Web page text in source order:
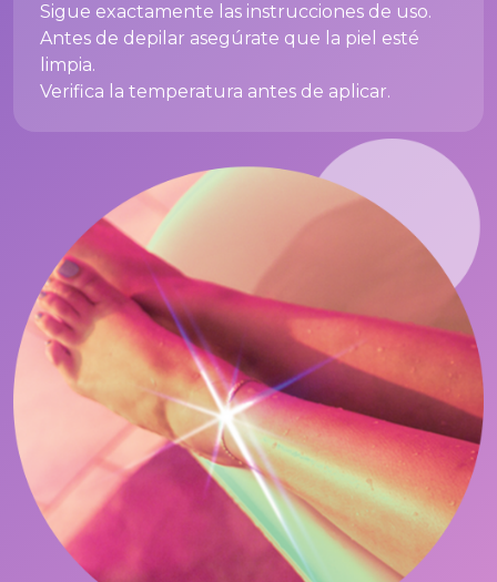
Sigue exactamente las instrucciones de uso.
Antes de depilar asegúrate que la piel esté
limpia.
Verifica la temperatura antes de aplicar.